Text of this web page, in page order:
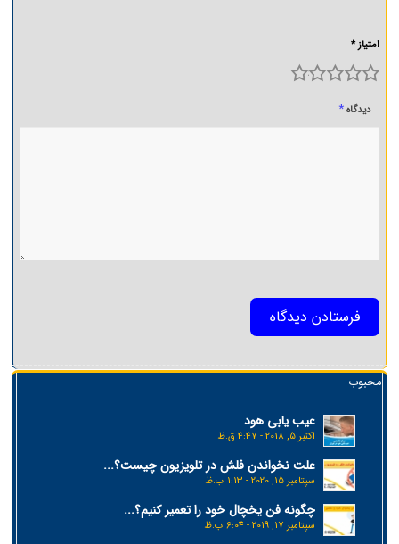
امتیاز *
4 3 2 1
دیدگاه*
محبوب
عیب یابی هود
اکتبر 5, 2018 - 4:47 ق.ظ
علت نخواندن فلش در تلویزیون چیست؟...
سپتامبر 15, 2020 - 1:13 ب.ظ
چگونه فن یخچال خود را تعمیر کنیم؟...
سپتامبر 17, 2019 - 6:04 ب.ظ